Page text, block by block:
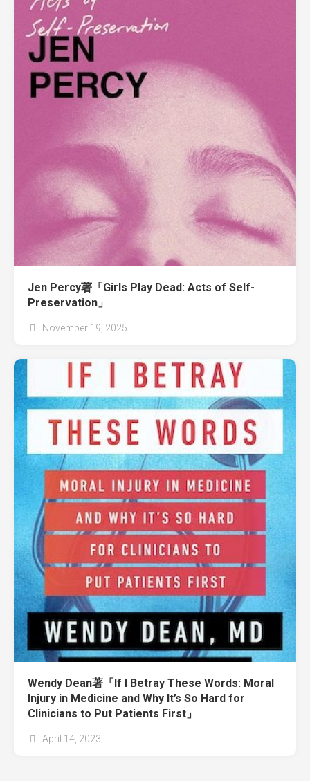
Jen Percy著「Girls Play Dead: Acts of Self-
Preservation」
November 19, 2025
Wendy Dean著「If I Betray These Words: Moral
Injury in Medicine and Why It’s So Hard for
Clinicians to Put Patients First」
April 14, 2023